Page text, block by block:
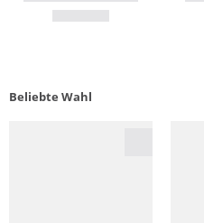
Beliebte Wahl